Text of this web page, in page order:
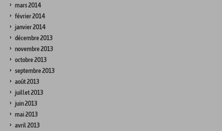
mars 2014
février 2014
janvier 2014
décembre 2013
novembre 2013
octobre 2013
septembre 2013
août 2013
juillet 2013
juin 2013
mai 2013
avril 2013